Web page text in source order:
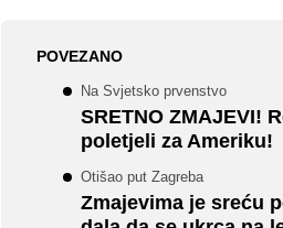
POVEZANO
Na Svjetsko prvenstvo
SRETNO ZMAJEVI!
poletjeli za Ameriku!
Otišao put Zagreba
Zmajevima je sreću